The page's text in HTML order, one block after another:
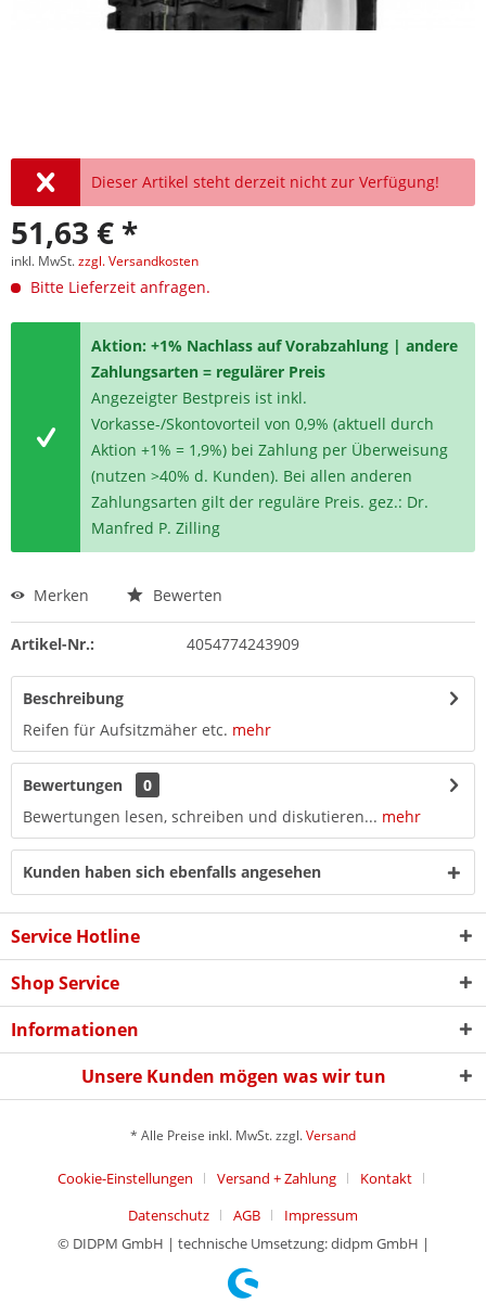
Dieser Artikel steht derzeit nicht zur Verfügung!
51,63 € *
inkl. MwSt.zzgl. Versandkosten
Bitte Lieferzeit anfragen.
Aktion: +1% Nachlass auf Vorabzahlung | andere
Zahlungsarten = regulärer Preis
Angezeigter Bestpreis ist inkl.
Vorkasse-/Skontovorteil von 0,9% (aktuell durch
Aktion +1% = 1,9%) bei Zahlung per Überweisung
(nutzen >40% d. Kunden). Bei allen anderen
Zahlungsarten gilt der reguläre Preis. gez.: Dr.
Manfred P. Zilling
Merken Bewerten
Artikel-Nr.: 4054774243909
Beschreibung
Reifen für Aufsitzmäher etc. mehr
Bewertungen
0
Bewertungen lesen, schreiben und diskutieren... mehr
Kunden haben sich ebenfalls angesehen
Service Hotline
Shop Service
Informationen
Unsere Kunden mögen was wir tun
* Alle Preise inkl. MwSt. zzgl.Versand
Cookie-Einstellungen Versand + Zahlung
Kontakt
Datenschutz
AGB
Impressum
© DIDPM GmbH | technische Umsetzung: didpm GmbH |